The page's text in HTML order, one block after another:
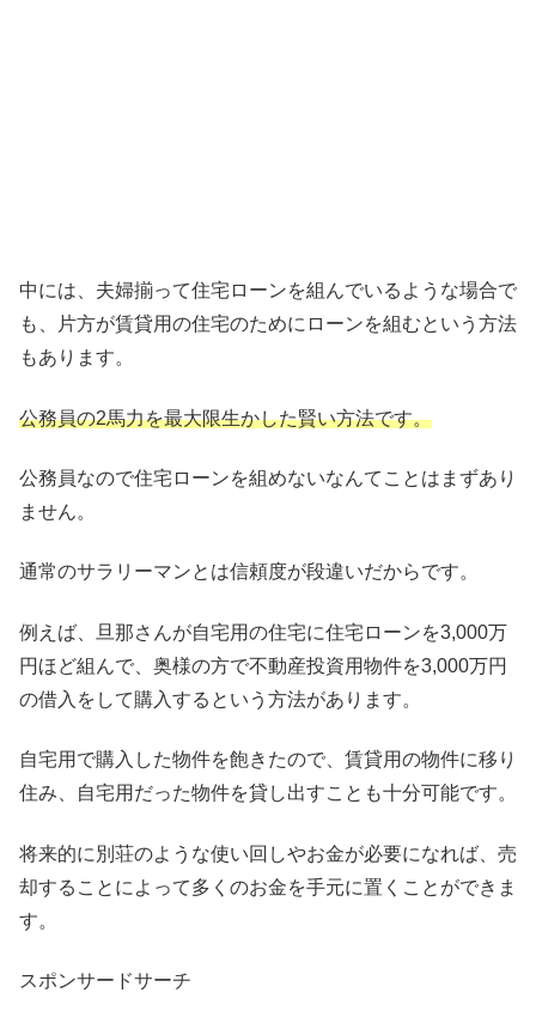
中には、夫婦揃って住宅ローンを組んでいるような場合で
も、片方が賃貸用の住宅のためにローンを組むという方法
もあります。
公務員の2馬力を最大限生かした賢い方法です。
公務員なので住宅ローンを組めないなんてことはまずあり
ません。
通常のサラリーマンとは信頼度が段違いだからです。
例えば、旦那さんが自宅用の住宅に住宅ローンを3,000万
円ほど組んで、奥様の方で不動産投資用物件を3,000万円
の借入をして購入するという方法があります。
自宅用で購入した物件を飽きたので、賃貸用の物件に移り
住み、自宅用だった物件を貸し出すことも十分可能です。
将来的に別荘のような使い回しやお金が必要になれば、売
却することによって多くのお金を手元に置くことができま
す。
スポンサードサーチ